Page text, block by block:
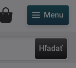
Hľadať
Môj účet